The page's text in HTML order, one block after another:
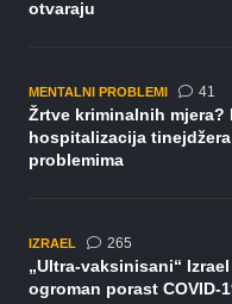
otvaraju
MENTALNI PROBLEMI 41
Žrtve kriminalnih mjera?
hospitalizacija
problemima
IZRAEL 265komentara
„Ultra-vaksinisani“
ogroman porast COVID-